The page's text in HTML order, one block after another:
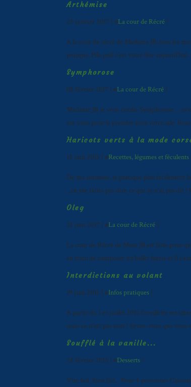
Arthémise
25 janvier 2017 ( #La cour de Récré )
A la cour de récré de Madame JB, tous les
puisque, Pile poil c’est votre fête
Symphorose
08 février 2017 ( #La cour de Récré )
Madame JB je vous confie Symphorose ...
sur vous pour la prendre sous votre aile.
Haricots verts à la mode
12 juin 2015 ( #Recettes, légumes et féculents
De ma jeunesse, je pratique plus facilement
...ne me faites pas dire ce que je n'ai pas dit
Oleg
21 juin 2017 ( #La cour de Récré )
La cour de Récré de Mme JB est faite pour
en train de composer un ballet féerie et il
Interdictions au volant
19 juin 2015 ( #Infos pratiques )
A partir du 1 er juillet 2015 l’oreillette est
mais ce n'est pas tout ! Savez-vous que
Soufflé à la vanille...
28 février 2015 ( #Desserts )
Vite fait, bien fait... Pour 4 personnes